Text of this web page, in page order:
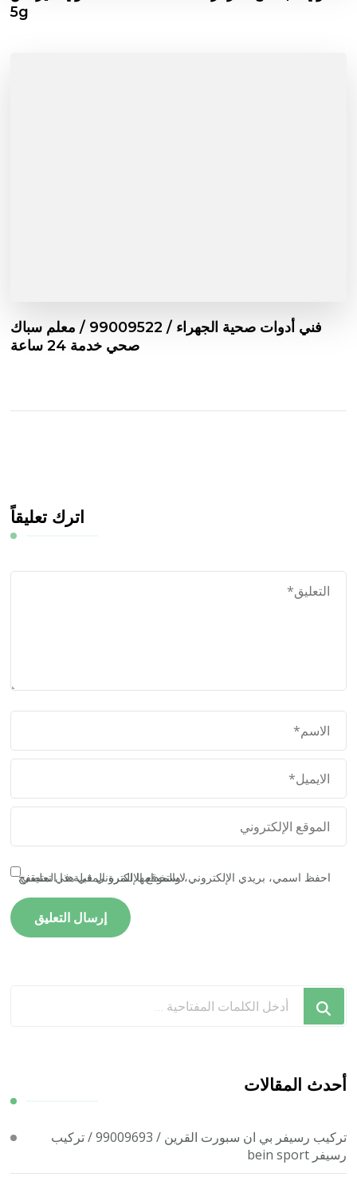
5g
فني أدوات صحية الجهراء / 99009522 / معلم سباك
صحي خدمة 24 ساعة
اترك تعليقاً
احفظ اسمي، بريدي الإلكتروني، والموقع الإلكتروني في هذا المتصفح لاستخدامها المرة المقبلة في تعليقي.
تبحث
ما؟
أحدث المقالات
تركيب رسيفر بي ان سبورت القرين / 99009693 / تركيب
رسيفر bein sport